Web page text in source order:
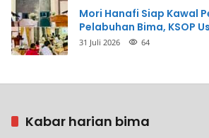
Mori Hanafi Siap Kawal
Pelabuhan Bima, KSOP
Dermaga Rp400 Miliar
31 Juli 2026 64
Kabar harian bima